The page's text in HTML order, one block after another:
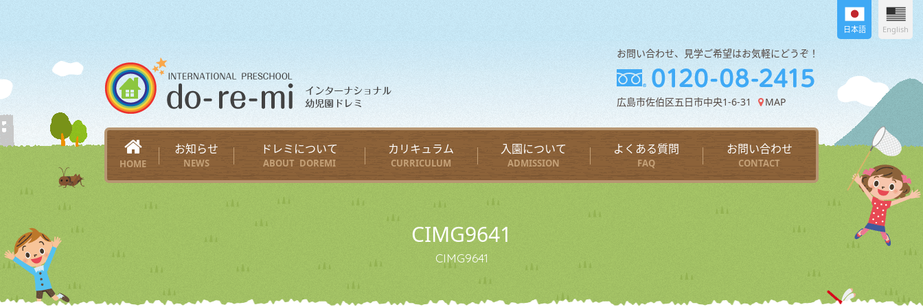
お問い合わせ、見学ご希望はお気軽にどうぞ！
広島市佐伯区五日市中央1-6-31 MAP
日本語 English
HOME
お知らせ
NEWS
ドレミについて
ABOUT DOREMI
カリキュラム
CURRICULUM
入園について
ADMISSION
よくある質問
FAQ
お問い合わせ
CONTACT
CIMG9641
CIMG9641